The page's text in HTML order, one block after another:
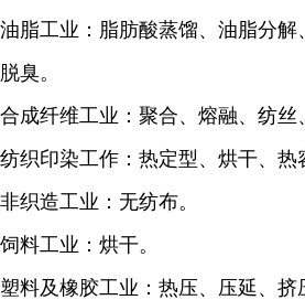
油脂工业：脂肪酸蒸馏、油脂分解
脱臭。
合成纤维工业：聚合、熔融、纺丝
纺织印染工作：热定型、烘干、热
非织造工业：无纺布。
饲料工业：烘干。
塑料及橡胶工业：热压、压延、挤